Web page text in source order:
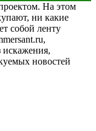
На этом
ни какие
собой ленту
искажения,
новостей